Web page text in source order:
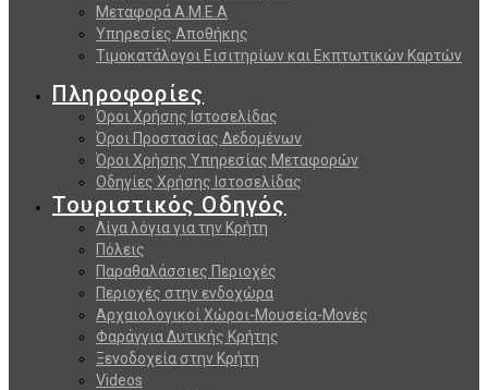
Μεταφορά Α.Μ.Ε.Α
Υπηρεσίες Αποθήκης
Τιμοκατάλογοι Εισιτηρίων και Εκπτωτικών Καρτών
Πληροφορίες
Όροι Χρήσης Ιστοσελίδας
Όροι Προστασίας Δεδομένων
Όροι Χρήσης Υπηρεσίας Μεταφορών
Οδηγίες Χρήσης Ιστοσελίδας
Τουριστικός Οδηγός
Λίγα λόγια για την Κρήτη
Πόλεις
Παραθαλάσσιες Περιοχές
Περιοχές στην ενδοχώρα
Αρχαιολογικοί Χώροι-Μουσεία-Μονές
Φαράγγια Δυτικής Κρήτης
Ξενοδοχεία στην Κρήτη
Videos